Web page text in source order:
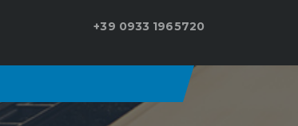
+39 0933 1965720